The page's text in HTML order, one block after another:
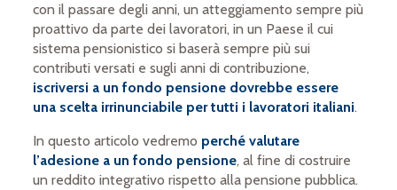
con il passare degli anni, un atteggiamento sempre più
proattivo da parte dei lavoratori, in un Paese il cui
sistema pensionistico si baserà sempre più sui
contributi versati e sugli anni di contribuzione,
iscriversi a un fondo pensione dovrebbe essere
una scelta irrinunciabile per tutti i lavoratori italiani.
In questo articolo vedremo perché valutare
l’adesione a un fondo pensione, al fine di costruire
un reddito integrativo rispetto alla pensione pubblica.